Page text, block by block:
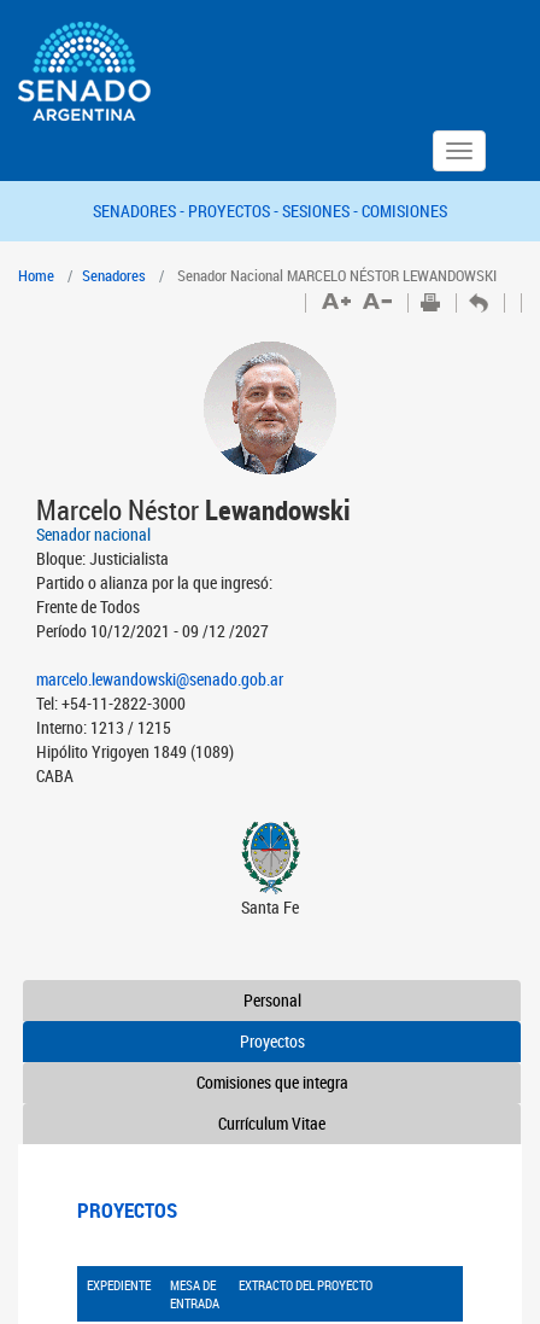
Toggle
navigation
SENADORES - PROYECTOS -SESIONES -COMISIONES
Home Senadores Senador Nacional MARCELO NÉSTOR LEWANDOWSKI
Marcelo NéstorLewandowski
Senador nacional
Bloque: Justicialista
Partido o alianza por la que ingresó:
Frente de Todos
Período 10/12/2021 - 09 /12 /2027
marcelo.lewandowski@senado.gob.ar
Tel: +54-11-2822-3000
Interno: 1213 / 1215
Hipólito Yrigoyen 1849 (1089)
CABA
Santa Fe
Personal
Proyectos
Comisiones que integra
Currículum Vitae
PROYECTOS
EXPEDIENTE
MESA DE
ENTRADA
EXTRACTO DEL PROYECTO